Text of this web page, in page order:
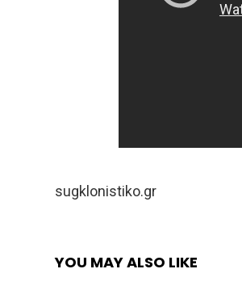
sugklonistiko.gr
YOU MAY ALSO LIKE